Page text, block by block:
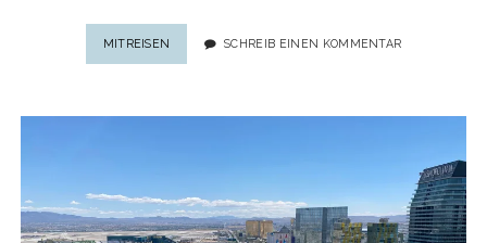
MITREISEN NEVADAS
SÜDEN:
IN
NEVADA
SCHREIB EINEN KOMMENTAR